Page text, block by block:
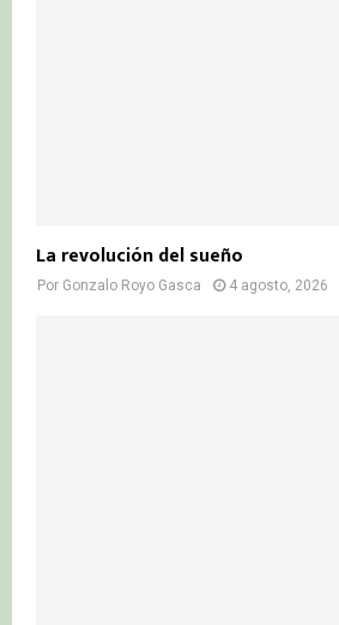
La revolución del sueño
Por Gonzalo Royo Gasca 4 agosto, 2026